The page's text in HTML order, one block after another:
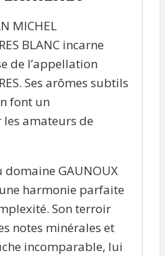
MICHEL
BLANC incarne
de l’appellation
Ses arômes subtils
font un
amateurs de
domaine GAUNOUX
une harmonie parfaite
Son terroir
notes minérales et
incomparable, lui